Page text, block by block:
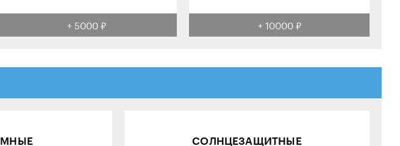
+ 5000 ₽ + 10000 ₽
СОЛНЦЕЗАЩИТНЫЕ